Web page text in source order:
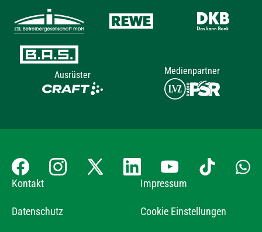
Ausrüster Medienpartner
Kontakt Impressum
Datenschutz Cookie Einstellungen